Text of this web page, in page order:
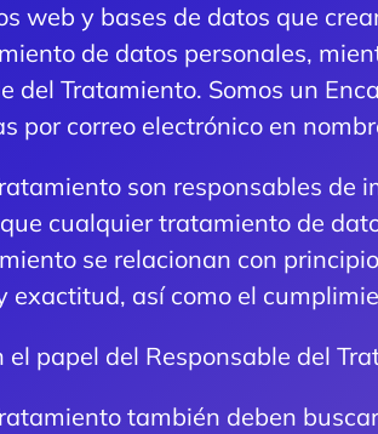
web y bases de datos que
de datos personales,
del Tratamiento. Somos un
por correo electrónico en
son responsables
cualquier tratamiento de
se relacionan con
así como el
papel del Responsable del
también deben